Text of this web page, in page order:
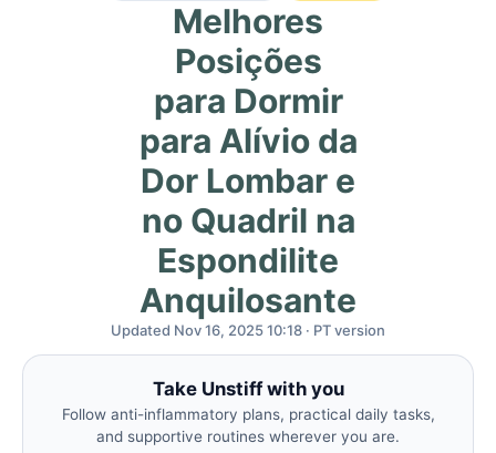
Melhores
Posições
para Dormir
para Alívio da
Dor Lombar e
no Quadril na
Espondilite
Anquilosante
Updated Nov 16, 2025 10:18 · PT version
Take Unstiff with you
Follow anti-inflammatory plans, practical daily tasks,
and supportive routines wherever you are.